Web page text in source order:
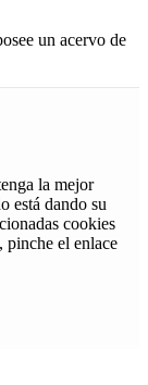
un acervo de
la mejor
está dando su
cookies
, pinche el enlace